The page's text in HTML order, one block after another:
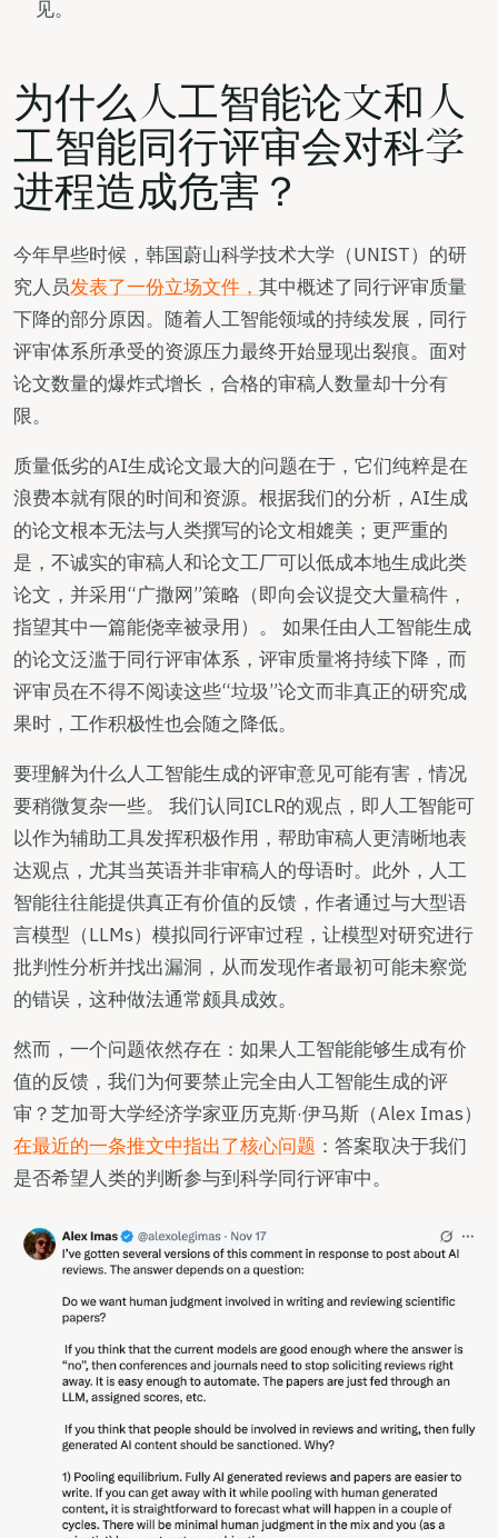
见。
为什么人工智能论文和人
工智能同行评审会对科学
进程造成危害？
今年早些时候，韩国蔚山科学技术大学（UNIST）的研
究人员发表了一份立场文件， 其中概述了同行评审质量
下降的部分原因。随着人工智能领域的持续发展，同行
评审体系所承受的资源压力最终开始显现出裂痕。面对
论文数量的爆炸式增长，合格的审稿人数量却十分有
限。
质量低劣的AI生成论文最大的问题在于，它们纯粹是在
浪费本就有限的时间和资源。根据我们的分析，AI生成
的论文根本无法与人类撰写的论文相媲美；更严重的
是，不诚实的审稿人和论文工厂可以低成本地生成此类
论文，并采用“广撒网”策略（即向会议提交大量稿件，
指望其中一篇能侥幸被录用）。 如果任由人工智能生成
的论文泛滥于同行评审体系，评审质量将持续下降，而
评审员在不得不阅读这些“垃圾”论文而非真正的研究成
果时，工作积极性也会随之降低。
要理解为什么人工智能生成的评审意见可能有害，情况
要稍微复杂一些。 我们认同ICLR的观点，即人工智能可
以作为辅助工具发挥积极作用，帮助审稿人更清晰地表
达观点，尤其当英语并非审稿人的母语时。此外，人工
智能往往能提供真正有价值的反馈，作者通过与大型语
言模型（LLMs）模拟同行评审过程，让模型对研究进行
批判性分析并找出漏洞，从而发现作者最初可能未察觉
的错误，这种做法通常颇具成效。
然而，一个问题依然存在：如果人工智能能够生成有价
值的反馈，我们为何要禁止完全由人工智能生成的评
审？芝加哥大学经济学家亚历克斯·伊马斯（Alex Imas）
在最近的一条推文中指出了核心问题 ：答案取决于我们
是否希望人类的判断参与到科学同行评审中。